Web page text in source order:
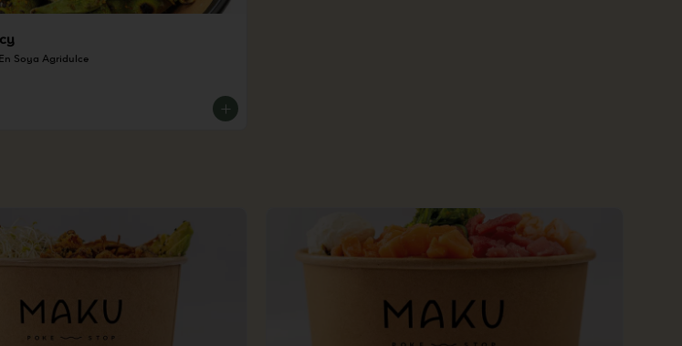
Soya Agridulce